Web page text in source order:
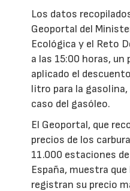
Los datos
Geoportal del
Ecológica y el Reto
a las 15:00 horas,
aplicado el
litro para la gasolina,
caso del gasóleo.
El Geoportal, que
precios de los
11.000 estaciones
España, muestra
registran su precio